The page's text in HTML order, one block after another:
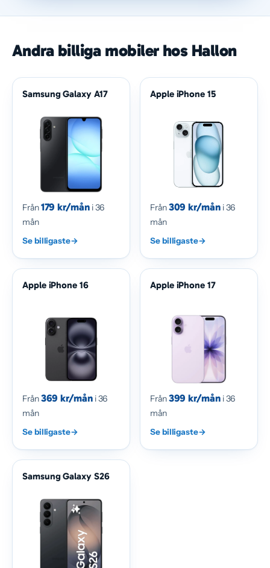
Andra billiga mobiler hos Hallon
Samsung Galaxy A17
Från179 kr/måni 36
mån
Se billigaste→
Apple iPhone 15
Från309 kr/måni 36
mån
Se billigaste→
Apple iPhone 16
Från369 kr/måni 36
mån
Se billigaste→
Apple iPhone 17
Från399 kr/måni 36
mån
Se billigaste→
Samsung Galaxy S26